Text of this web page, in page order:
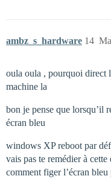
ambz_s_hardware 14
oula oula , pourquoi direct
machine la
bon je pense que lorsqu’il
écran bleu
windows XP reboot par
vais pas te remédier à
comment figer l’écran